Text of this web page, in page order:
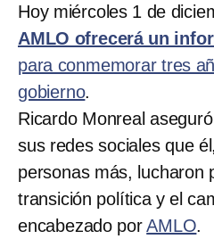
Hoy miércoles 1 de
AMLO ofrecerá un
para conmemorar tres
gobierno.
Ricardo Monreal
sus redes sociales que
personas más, lucharon
transición política y el
encabezado porAMLO.